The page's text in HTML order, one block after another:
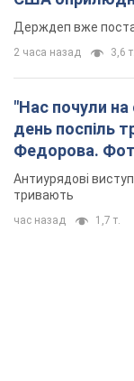
Держдеп вже
2 часа назад 3,6 т.
"Нас почули на
день поспіль
Федорова.
Антиурядові
тривають
час назад 1,7 т.